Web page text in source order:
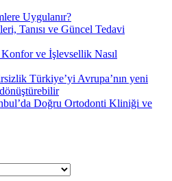
Uygulanır?
Tanısı ve Güncel Tedavi
ve İşlevsellik Nasıl
Türkiye’yi Avrupa’nın yeni
Doğru Ortodonti Kliniği ve